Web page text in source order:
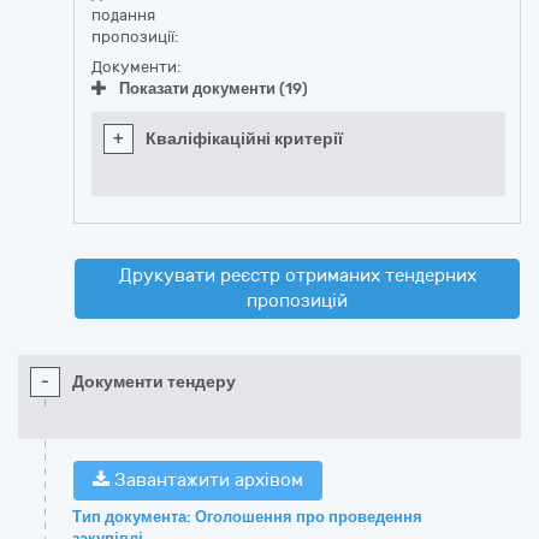
подання
пропозиції:
Документи:
Показати документи (19)
+ Кваліфікаційні критерії
Друкувати реєстр отриманих тендерних
пропозицій
- Документи тендеру
Завантажити архівом
Тип документа: Оголошення про проведення